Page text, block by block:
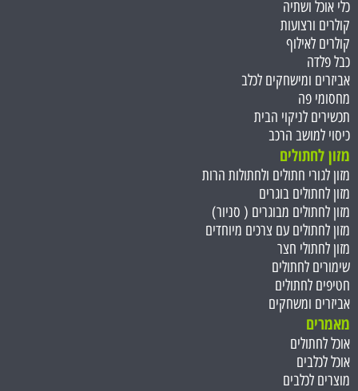
כלי אוכל ושתיה
קולרים ורצועות
קולרים לאילוף
כבל פלדה
אביזרים ומישחקים לכלב
מחסומי פה
תכשירים לניקוי הבית
כיסוי למושב הרכב
מזון לחתולים
מזון לגורי חתולים ולחתולות הרות
מזון לחתולים בוגרים
מזון לחתולים מבוגרים ( סניור)
מזון לחתולים עם צרכים מיוחדים
מזון לחתולי חצר
שימורים לחתולים
חטיפים לחתולים
אביזרים ומשחקים
מאמרים
אוכל לחתולים
אוכל לכלבים
מוצרים לכלבים